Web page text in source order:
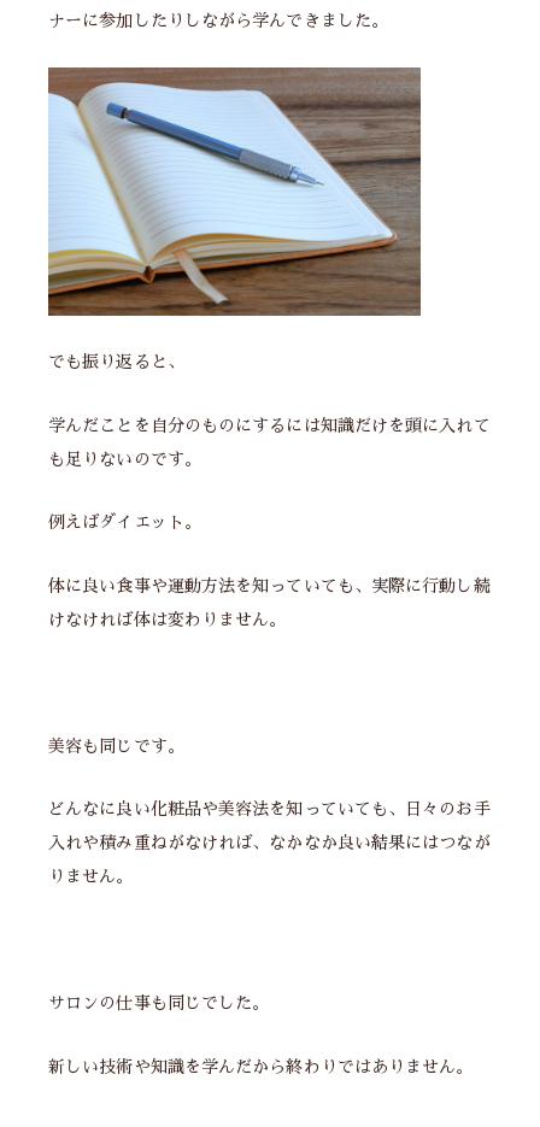
ナーに参加したりしながら学んできました。
でも振り返ると、
学んだことを自分のものにするには知識だけを頭に入れて
も足りないのです。
例えばダイエット。
体に良い食事や運動方法を知っていても、実際に行動し続
けなければ体は変わりません。
美容も同じです。
どんなに良い化粧品や美容法を知っていても、日々のお手
入れや積み重ねがなければ、なかなか良い結果にはつなが
りません。
サロンの仕事も同じでした。
新しい技術や知識を学んだから終わりではありません。